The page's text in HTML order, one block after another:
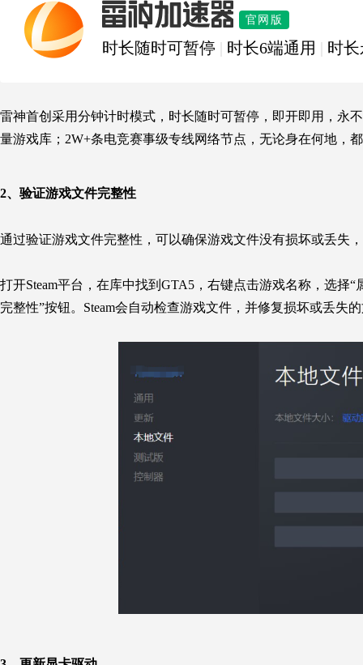
雷神加速器 官网版
时长随时可暂停 时长6端通用 时
雷神首创采用分钟计时模式，时长随时可暂停，即开即用，永
量游戏库；2W+条电竞赛事级专线网络节点，无论身在何地，
2、 验证游戏文件完整性
通过验证游戏文件完整性，可以确保游戏文件没有损坏或丢失
打开Steam平台，在库中找到GTA5，右键点击游戏名称，选择
完整性”按钮。Steam会自动检查游戏文件，并修复损坏或丢失